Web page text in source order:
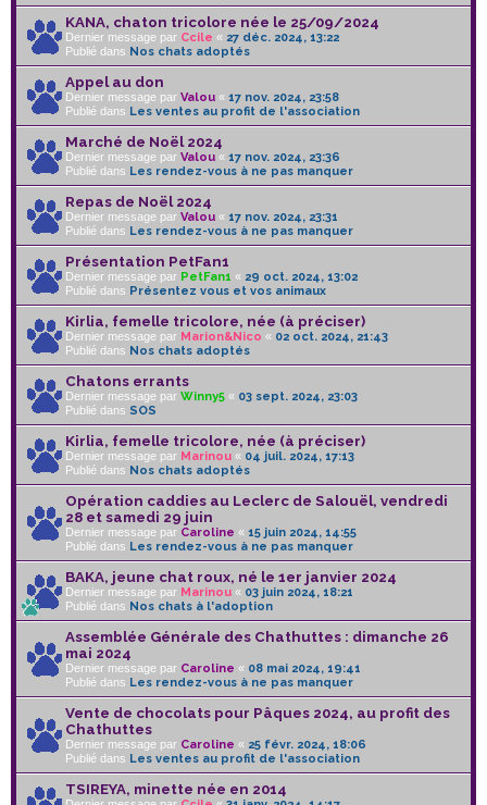
KANA, chaton tricolore née le 25/09/2024
Dernier message par Ccile « 27 déc. 2024, 13:22
Publié dans Nos chats adoptés
Appel au don
Dernier message par Valou « 17 nov. 2024, 23:58
Publié dans Les ventes au profit de l'association
Marché de Noël 2024
Dernier message par Valou « 17 nov. 2024, 23:36
Publié dans Les rendez-vous à ne pas manquer
Repas de Noël 2024
Dernier message par Valou « 17 nov. 2024, 23:31
Publié dans Les rendez-vous à ne pas manquer
Présentation PetFan1
Dernier message par PetFan1 « 29 oct. 2024, 13:02
Publié dans Présentez vous et vos animaux
Kirlia, femelle tricolore, née (à préciser)
Dernier message par Marion&Nico « 02 oct. 2024, 21:43
Publié dans Nos chats adoptés
Chatons errants
Dernier message par Winny5 « 03 sept. 2024, 23:03
Publié dans SOS
Kirlia, femelle tricolore, née (à préciser)
Dernier message par Marinou « 04 juil. 2024, 17:13
Publié dans Nos chats adoptés
Opération caddies au Leclerc de Salouël, vendredi
28 et samedi 29 juin
Dernier message par Caroline « 15 juin 2024, 14:55
Publié dans Les rendez-vous à ne pas manquer
BAKA, jeune chat roux, né le 1er janvier 2024
Dernier message par Marinou « 03 juin 2024, 18:21
Publié dans Nos chats à l'adoption
Assemblée Générale des Chathuttes : dimanche 26
mai 2024
Dernier message par Caroline « 08 mai 2024, 19:41
Publié dans Les rendez-vous à ne pas manquer
Vente de chocolats pour Pâques 2024, au profit des
Chathuttes
Dernier message par Caroline « 25 févr. 2024, 18:06
Publié dans Les ventes au profit de l'association
TSIREYA, minette née en 2014